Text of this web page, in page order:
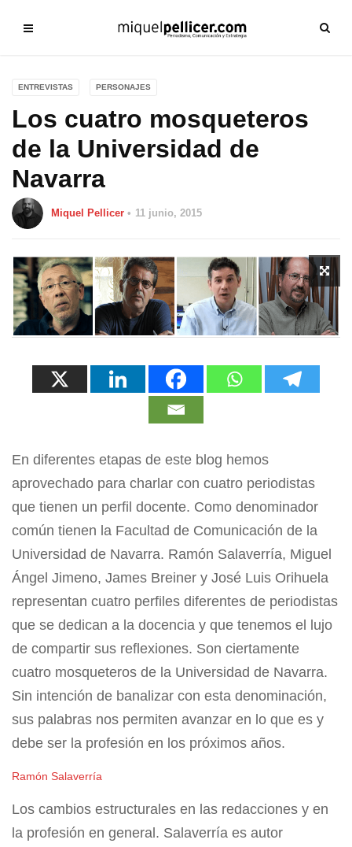
ENTREVISTAS PERSONAJES
Los cuatro mosqueteros
de la Universidad de
Navarra
Miquel Pellicer 11 junio, 2015
En diferentes etapas de este blog hemos
aprovechado para charlar con cuatro periodistas
que tienen un perfil docente. Como denominador
común tienen la Facultad de Comunicación de la
Universidad de Navarra. Ramón Salaverría, Miguel
Ángel Jimeno, James Breiner y José Luis Orihuela
representan cuatro perfiles diferentes de periodistas
que se dedican a la docencia y que tenemos el lujo
de compartir sus reflexiones. Son ciertamente
cuatro mosqueteros de la Universidad de Navarra.
Sin intención de banalizar con esta denominación,
sus palabras nos permiten avanzar en lo que es y
debe ser la profesión en los próximos años.
Ramón Salaverría
Los cambios estructurales en las redacciones y en
la profesión en general. Salaverría es autor